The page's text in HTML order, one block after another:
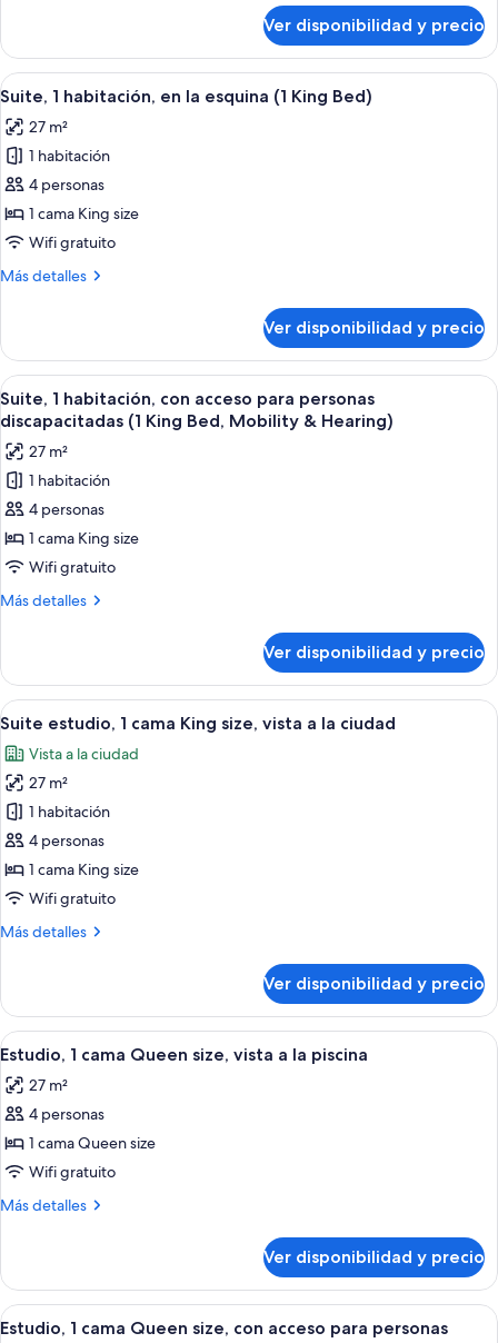
1
cama
Queen
Ver disponibilidad y precio
Ver
todas
las
fotos
de
Suite,
1
en
(1
King
Bed)
Una habitación de hotel moderna
10
Suite, 1 habitación, en la esquina (1 King Bed)
27 m²
1 habitación
4 personas
1 cama King size
Wifi gratuito
Más detalles
Más
1
habitación,
en
la
esquina
(1
King
Bed)
Ver disponibilidad y precio
Ver
todas
las
fotos
de
Suite,
1
habitación,
con
personas
discapacitadas
(1
King
Bed,
Mobility
&
Hearing)
Una habitación de hotel moderna
9
Suite, 1 habitación, con acceso para personas
discapacitadas (1 King Bed, Mobility & Hearing)
27 m²
1 habitación
4 personas
1 cama King size
Wifi gratuito
Más detalles
Más
1
habitación,
con
para
personas
discapacitadas
(1
King
Bed,
Mobility
&
Ver disponibilidad y precio
Ver
todas
las
fotos
de
Suite
estudio,
1
King
a
la
ciudad
Habitación de hotel con sofá, un
9
Suite estudio, 1 cama King size, vista a la ciudad
Vista a la ciudad
27 m²
1 habitación
4 personas
1 cama King size
Wifi gratuito
Más detalles
Más
estudio,
cama
size,
vista
la
ciudad
Ver disponibilidad y precio
Ver
todas
las
fotos
de
Estudio,
1
size,
vista
a
Una habitación de hotel con cama,
7
Estudio, 1 cama Queen size, vista a la piscina
27 m²
4 personas
1 cama Queen size
Wifi gratuito
Más detalles
Más
1
cama
Queen
Ver disponibilidad y precio
Ver
Una habitación de hotel con cama,
8
Estudio, 1 cama Queen size, con acceso para personas